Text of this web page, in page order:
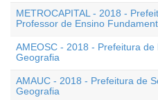
METROCAPITAL - 2018 -
Professor de Ensino
AMEOSC - 2018 - Prefeitura
Geografia
AMAUC - 2018 - Prefeitura de
Geografia